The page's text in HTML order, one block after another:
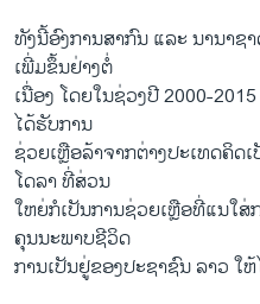
ທັງນີ້ອົງການສາກົນ ແລະ ນານາຊ
ເພີ່ມຂຶ້ນຢ່າງຕໍ່
ເນື່ອງ ໂດຍໃນຊ່ວງປີ 2000-
ໄດ້ຮັບການ
ຊ່ວຍເຫຼືອລ້າຈາກຕ່າງປະເທດຄິດ
ໂດລາ ທີ່ສ່ວນ
ໃຫຍ່ກໍເປັນການຊ່ວຍເຫຼືອທີ່ແນໃ
ຄຸນນະພາບຊີວິດ
ການເປັນຢູ່ຂອງປະຊາຊົນ ລາວ ໃ